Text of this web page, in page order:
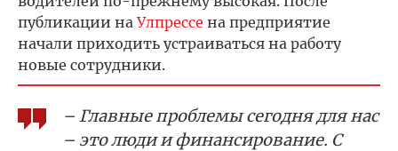
публикации на Улпрессе на предприятие
начали приходить устраиваться на работу
новые сотрудники.
– Главные проблемы сегодня для нас
– это люди и финансирование. С